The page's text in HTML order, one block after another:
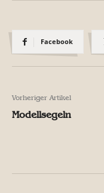
Facebook
Vorheriger Artikel
Modellsegeln